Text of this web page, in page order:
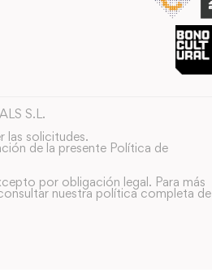
S.L.
las solicitudes.
de la presente Política de
por obligación legal. Para más
nuestra política completa de